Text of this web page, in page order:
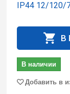
IP44 12/120/
В
В наличии
Добавить в